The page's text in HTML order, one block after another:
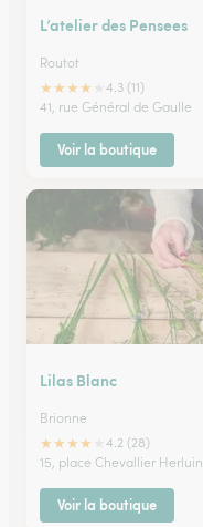
L’atelier des Pensees
Routot
★★★★
4.3 (11)
41, rue Général de Gaulle
Voir la boutique
Lilas Blanc
Brionne
★★★★
4.2 (28)
15, place Chevallier Herluin
Voir la boutique